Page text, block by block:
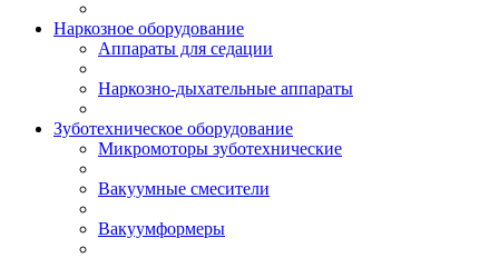
Наркозное оборудование
Аппараты для седации
Наркозно-дыхательные аппараты
Зуботехническое оборудование
Микромоторы зуботехнические
Вакуумные смесители
Вакуумформеры